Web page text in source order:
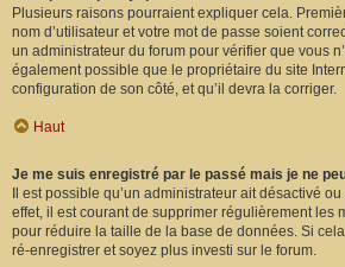
Plusieurs raisons pourraient expliquer cela.
nom d’utilisateur et votre mot de passe soient
un administrateur du forum pour vérifier que vous
également possible que le propriétaire du site
configuration de son côté, et qu’il devra la corriger.
Haut
Je me suis enregistré par le passé mais je ne
Il est possible qu’un administrateur ait désactivé
effet, il est courant de supprimer régulièrement les
pour réduire la taille de la base de données. Si
ré-enregistrer et soyez plus investi sur le forum.